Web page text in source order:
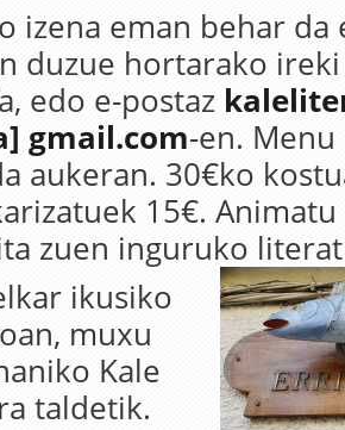
izena eman behar da
duzue hortarako
edo e-postaz
gmail.com-en.
aukeran. 30€ko
15€.
zuen inguruko
ikusiko
muxu
Kale
taldetik.